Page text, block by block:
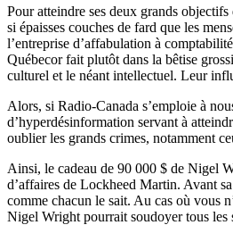
Pour atteindre ses deux grands
si épaisses couches de fard que les
l’entreprise d’affabulation à
Québecor fait plutôt dans la bêtise
culturel et le néant intellectuel. Leur
Alors, si Radio-Canada s’emploie à
d’hyperdésinformation servant à
oublier les grands crimes, notamment
Ainsi, le cadeau de 90 000 $ de Nigel
d’affaires de Lockheed Martin. Avant
comme chacun le sait. Au cas où vous
Nigel Wright pourrait soudoyer tous les